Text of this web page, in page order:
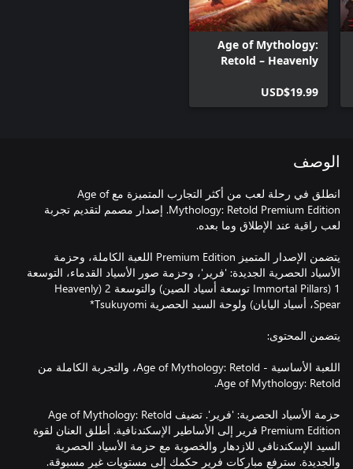
Age of Mythology:
Retold – Heavenly
USD$19.99
الوصف
انطلق في رحلة لعب من أكثر التجارب المتميزة مع Age of
Mythology: Retold Premium Edition. إصدار مصمم لتقديم تجربة
يتضمن الإصدار المتميز Premium Edition اللعبة الكاملة، وحزمة
الأسياد الحصرية الجديدة: 'فرير'، وحزمة صور الأسياد القدماء، التوسعة
1 (Immortal Pillars توسعة أسياد الصين) والتوسعة 2 (Heavenly
اللعبة الأساسية - ‏Age of Mythology: Retold، والتجربة الكاملة من
حزمة الأسياد الحصرية: 'فرير'. تضيف Age of Mythology: Retold
Premium Edition فرير إلى الأساطير الإسكندنافية. أطلق العنان لقوة
السيد الإسكندنافي للازدهار والخصوبة مع حزمة الأسياد الحصرية